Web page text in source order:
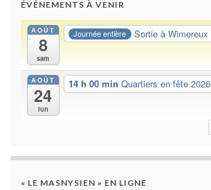
ÉVÉNEMENTS À VENIR
AOÛT
8
sam
Journée entière Sortie à Wimereux
AOÛT
24
lun
14 h 00 min Quartiers en fête 2026
« LE MASNYSIEN » EN LIGNE